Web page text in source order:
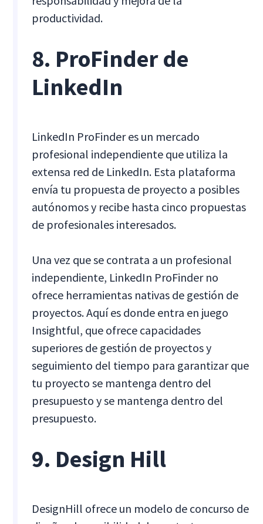
productividad.
8. ProFinder de
LinkedIn
LinkedIn ProFinder es un mercado
profesional independiente que utiliza la
extensa red de LinkedIn. Esta plataforma
envía tu propuesta de proyecto a posibles
autónomos y recibe hasta cinco propuestas
de profesionales interesados.
Una vez que se contrata a un profesional
independiente, LinkedIn ProFinder no
ofrece herramientas nativas de gestión de
proyectos. Aquí es donde entra en juego
Insightful, que ofrece capacidades
superiores de gestión de proyectos y
seguimiento del tiempo para garantizar que
tu proyecto se mantenga dentro del
presupuesto y se mantenga dentro del
presupuesto.
9. Design Hill
DesignHill ofrece un modelo de concurso de